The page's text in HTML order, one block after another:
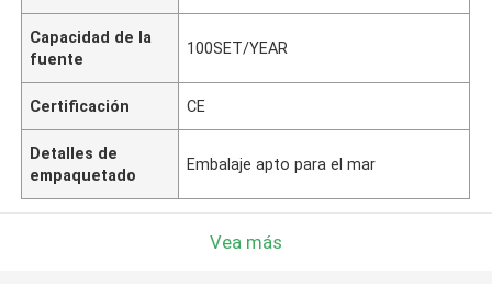
Capacidad de la
fuente
100SET/YEAR
Certificación CE
Detalles de
empaquetado
Embalaje apto para el mar
Vea más